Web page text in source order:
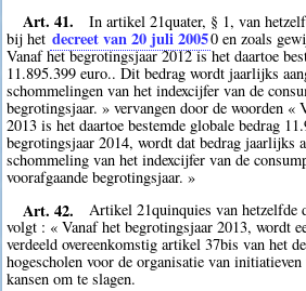
Art. 41.
In artikel 21quater, § 1, van
bij het decreet van 20 juli 20050 en zoals
Vanaf het begrotingsjaar 2012 is het daartoe
11.895.399 euro.. Dit bedrag wordt jaarlijks
schommelingen van het indexcijfer van de
begrotingsjaar. » vervangen door de woorden «
2013 is het daartoe bestemde globale bedrag
begrotingsjaar 2014, wordt dat bedrag jaarlijks
schommeling van het indexcijfer van de
voorafgaande begrotingsjaar. »
Art. 42.
Artikel 21quinquies van hetzelfde
volgt : « Vanaf het begrotingsjaar 2013, wordt
verdeeld overeenkomstig artikel 37bis van het
hogescholen voor de organisatie van
kansen om te slagen.